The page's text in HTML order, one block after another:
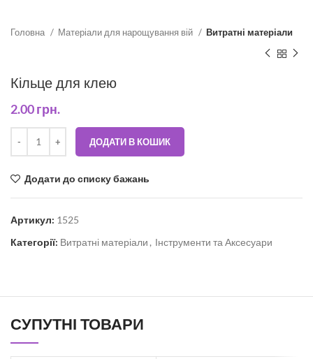
Головна Матеріали для нарощування вій Витратні матеріали
Кільце для клею
2.00грн.
ДОДАТИ В КОШИК
Додати до списку бажань
Артикул: 1525
Категорії: Витратні матеріали , Інструменти та Аксесуари
СУПУТНІ ТОВАРИ